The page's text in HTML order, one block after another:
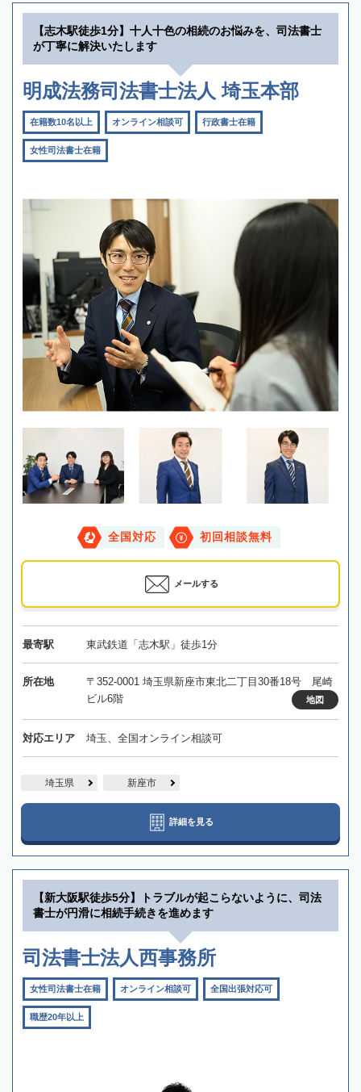
【志木駅徒歩1分】十人十色の相続のお悩みを、司法書士
が丁寧に解決いたします
明成法務司法書士法人 埼玉本部
在籍数10名以上 オンライン相談可 行政書士在籍
女性司法書士在籍
全国対応 初回相談無料
メールする
最寄駅 東武鉄道「志木駅」徒歩1分
所在地
〒352-0001 埼玉県新座市東北二丁目30番18号 尾崎
ビル6階
地図
対応エリア 埼玉、全国オンライン相談可
埼玉県 新座市
詳細を見る
【新大阪駅徒歩5分】トラブルが起こらないように、司法
書士が円滑に相続手続きを進めます
司法書士法人西事務所
女性司法書士在籍 オンライン相談可 全国出張対応可
職歴20年以上